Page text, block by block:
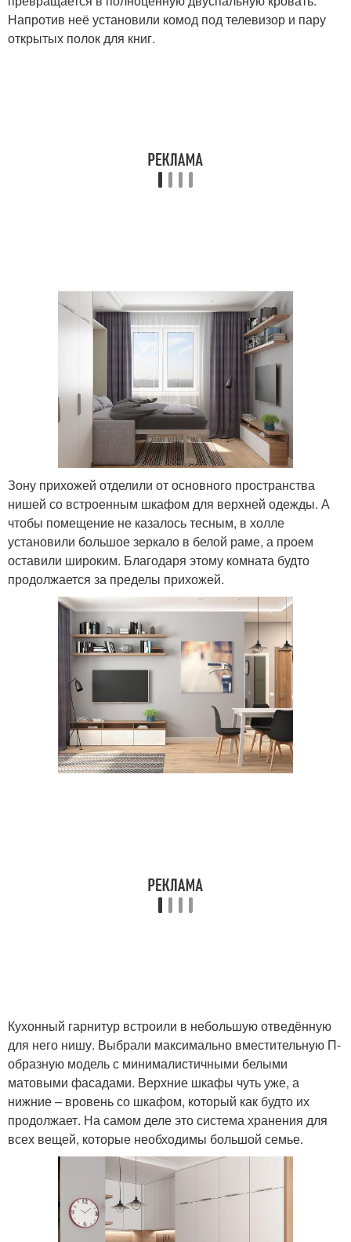
Напротив неё установили комод под телевизор и пару
открытых полок для книг.
Зону прихожей отделили от основного пространства
нишей со встроенным шкафом для верхней одежды. А
чтобы помещение не казалось тесным, в холле
установили большое зеркало в белой раме, а проем
оставили широким. Благодаря этому комната будто
продолжается за пределы прихожей.
Кухонный гарнитур встроили в небольшую отведённую
для него нишу. Выбрали максимально вместительную П-
образную модель с минималистичными белыми
матовыми фасадами. Верхние шкафы чуть уже, а
нижние – вровень со шкафом, который как будто их
продолжает. На самом деле это система хранения для
всех вещей, которые необходимы большой семье.